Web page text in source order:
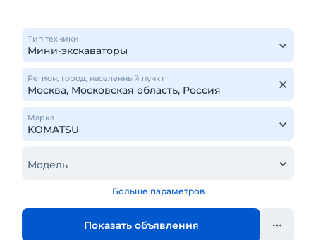
Тип техники
Регион, город, населенный пункт
Марка
Модель
Больше параметров
Показать объявления